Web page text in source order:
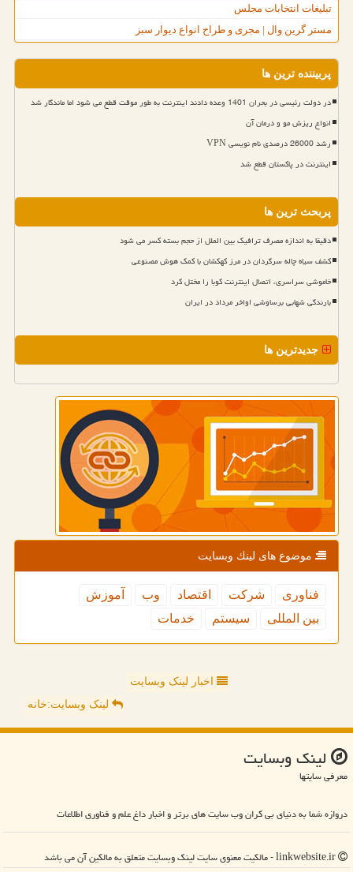
تبلیغات انتخابات مجلس
مستر گرین وال | مجری و طراح انواع دیوار سبز
پربیننده ترین ها
در دولت رئیسی در بحران 1401 وعده دادند اینترنت به طور موقت قطع می شود اما ماندگار شد
انواع ریزش مو و درمان آن
رشد 26000 درصدی نام نویسی VPN
اینترنت در پاکستان قطع شد
پربحث ترین ها
دقیقا به اندازه مصرف ترافیک بین الملل از حجم بسته کسر می شود
کشف سیاه چاله سرگردان در مرز کهکشان با کمک هوش مصنوعی
خاموشی سراسری، اتصال اینترنت کوبا را مختل کرد
بارندگی شهابی برساوشی اواخر مرداد در ایران
جدیدترین ها
موضوع های لینك وبسایت
فناوری شركت اقتصاد وب
آموزش
بین المللی
سیستم خدمات
اخبار لینک وبسایت
لینک وبسایت:خانه
لینك وبسایت
معرفی سایتها
دروازه شما به دنیای بی کران وب سایت های برتر و اخبار داغ علم و فناوری اطلاعات